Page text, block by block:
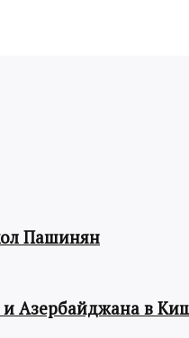
Пашинян
в